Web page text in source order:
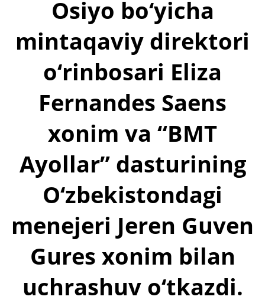
Osiyo bo‘yicha
mintaqaviy direktori
o‘rinbosari Eliza
Fernandes Saens
xonim va “BMT
Ayollar” dasturining
O‘zbekistondagi
menejeri Jeren Guven
Gures xonim bilan
uchrashuv o‘tkazdi.